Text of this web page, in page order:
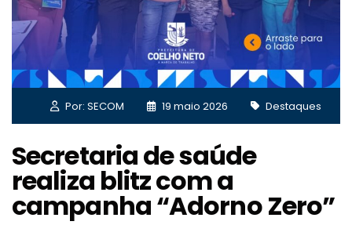
Por: SECOM 19 maio 2026 Destaques
Secretaria de saúde
realiza blitz com a
campanha “Adorno Zero”